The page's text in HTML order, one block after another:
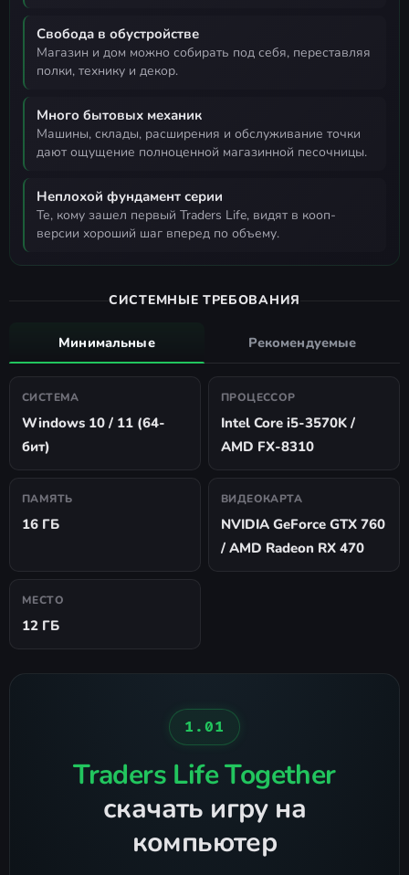
Свобода в обустройстве
магазин и дом можно собирать под себя, переставляя
полки, технику и декор.
Много бытовых механик
машины, склады, расширения и обслуживание точки
дают ощущение полноценной магазинной песочницы.
Неплохой фундамент серии
те, кому зашел первый Traders Life, видят в кооп-
версии хороший шаг вперед по объему.
СИСТЕМНЫЕ ТРЕБОВАНИЯ
Минимальные Рекомендуемые
СИСТЕМА
Windows 10 / 11 (64-
бит)
ПРОЦЕССОР
Intel Core i5-3570K /
AMD FX-8310
ПАМЯТЬ
16 ГБ
ВИДЕОКАРТА
NVIDIA GeForce GTX 760
/ AMD Radeon RX 470
МЕСТО
12 ГБ
1.01
Traders Life Together
скачать игру на
компьютер